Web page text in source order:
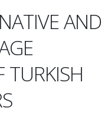
AND
TURKISH